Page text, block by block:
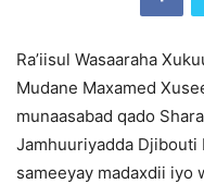
Ra’iisul Wasaaraha
Mudane Maxamed
munaasabad qado
Jamhuuriyadda Djibouti
sameeyay madaxdii iyo